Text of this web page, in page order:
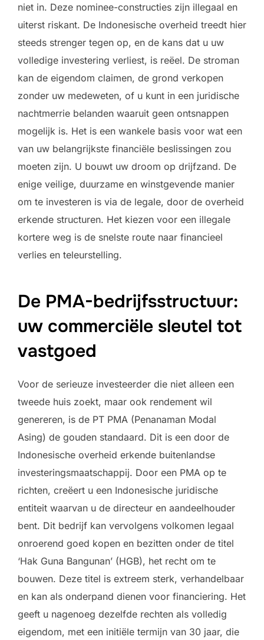
niet in. Deze nominee-constructies zijn illegaal en
uiterst riskant. De Indonesische overheid treedt hier
steeds strenger tegen op, en de kans dat u uw
volledige investering verliest, is reëel. De stroman
kan de eigendom claimen, de grond verkopen
zonder uw medeweten, of u kunt in een juridische
nachtmerrie belanden waaruit geen ontsnappen
mogelijk is. Het is een wankele basis voor wat een
van uw belangrijkste financiële beslissingen zou
moeten zijn. U bouwt uw droom op drijfzand. De
enige veilige, duurzame en winstgevende manier
om te investeren is via de legale, door de overheid
erkende structuren. Het kiezen voor een illegale
kortere weg is de snelste route naar financieel
verlies en teleurstelling.
De PMA-bedrijfsstructuur:
uw commerciële sleutel tot
vastgoed
Voor de serieuze investeerder die niet alleen een
tweede huis zoekt, maar ook rendement wil
genereren, is de PT PMA (Penanaman Modal
Asing) de gouden standaard. Dit is een door de
Indonesische overheid erkende buitenlandse
investeringsmaatschappij. Door een PMA op te
richten, creëert u een Indonesische juridische
entiteit waarvan u de directeur en aandeelhouder
bent. Dit bedrijf kan vervolgens volkomen legaal
onroerend goed kopen en bezitten onder de titel
‘Hak Guna Bangunan’ (HGB), het recht om te
bouwen. Deze titel is extreem sterk, verhandelbaar
en kan als onderpand dienen voor financiering. Het
geeft u nagenoeg dezelfde rechten als volledig
eigendom, met een initiële termijn van 30 jaar, die